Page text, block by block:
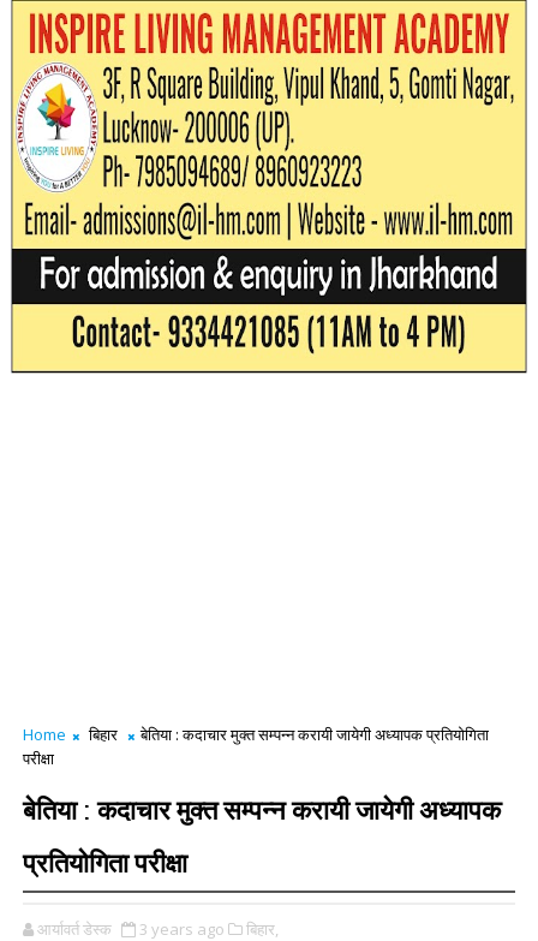
Home बिहार
बेतिया : कदाचार मुक्त सम्पन्न करायी जायेगी अध्यापक प्रतियोगिता
परीक्षा
बेतिया : कदाचार मुक्त सम्पन्न करायी जायेगी अध्यापक
प्रतियोगिता परीक्षा
आर्यावर्त डेस्क 3 years ago बिहार,